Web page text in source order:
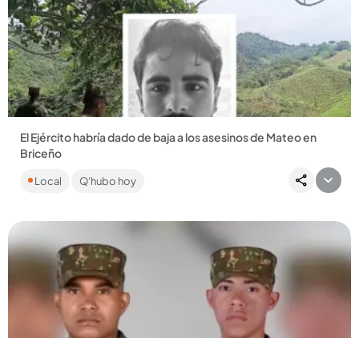
Compartir Noticia
El Ejército habría dado de baja a los asesinos de Mateo en
Briceño
Chalá, señalado de ordenar el crimen del periodista Mateo
Local Q'hubo hoy
Compartir Noticia